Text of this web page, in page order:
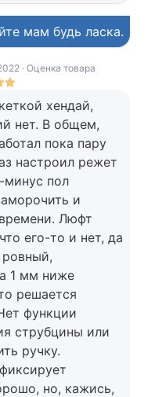
мам будь ласка.
· Оценка товара
хендай,
нет. В общем,
пока пару
настроил режет
минус пол
и
Люфт
его-то и нет, да
ровный,
1 мм ниже
решается
функции
струбцины или
ручку.
но, кажись,